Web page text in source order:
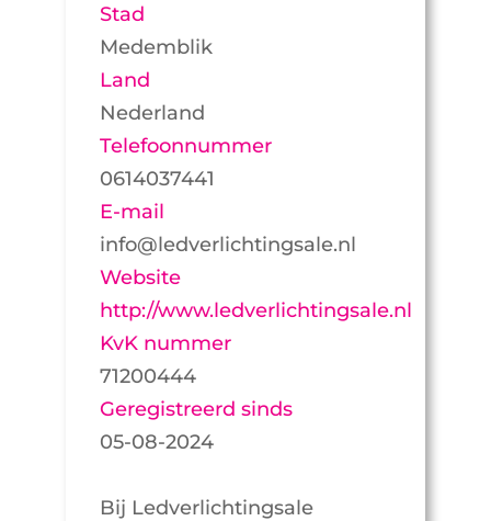
Stad
Medemblik
Land
Nederland
Telefoonnummer
0614037441
E-mail
info@ledverlichtingsale.nl
Website
http://www.ledverlichtingsale.nl
KvK nummer
71200444
Geregistreerd sinds
05-08-2024
Bij Ledverlichtingsale